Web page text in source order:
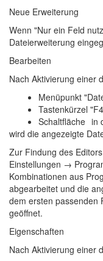
Neue Erweiterung
Wenn "Nur ein Feld
Dateierweiterung
Bearbeiten
Nach Aktivierung einer
Menüpunkt
Tastenkürzel
Schaltfläche in
wird die angezeigte
Zur Findung des
Einstellungen →
Kombinationen aus
abgearbeitet und die
dem ersten passenden
geöffnet.
Eigenschaften
Nach Aktivierung einer